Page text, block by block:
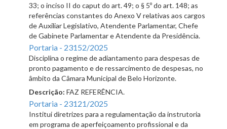
33; o inciso II do caput do art. 49; o § 5º do art. 148; as
referências constantes do Anexo V relativas aos cargos
de Auxiliar Legislativo, Atendente Parlamentar, Chefe
de Gabinete Parlamentar e Atendente da Presidência.
Portaria - 23152/2025
Disciplina o regime de adiantamento para despesas de
pronto pagamento e de ressarcimento de despesas, no
âmbito da Câmara Municipal de Belo Horizonte.
Descrição: FAZ REFERÊNCIA.
Portaria - 23121/2025
Institui diretrizes para a regulamentação da instrutoria
em programa de aperfeiçoamento profissional e da